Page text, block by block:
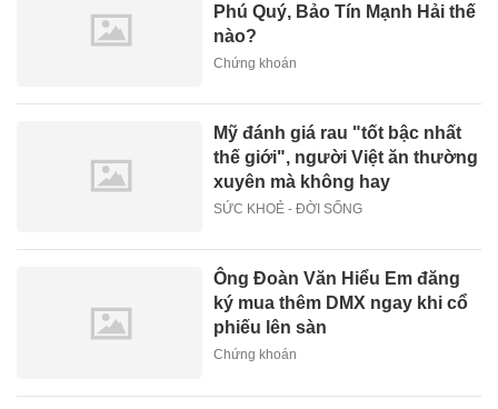
Phú Quý, Bảo Tín Mạnh Hải thế
nào?
Chứng khoán
Mỹ đánh giá rau "tốt bậc nhất
thế giới", người Việt ăn thường
xuyên mà không hay
SỨC KHOẺ - ĐỜI SỐNG
Ông Đoàn Văn Hiểu Em đăng
ký mua thêm DMX ngay khi cổ
phiếu lên sàn
Chứng khoán